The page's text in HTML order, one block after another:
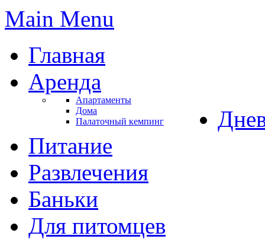
Main Menu
Главная
Аренда
Апартаменты
Дома
Палаточный кемпинг
Питание
Развлечения
Баньки
Для питомцев